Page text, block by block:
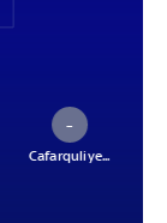
–
Cafarquliye...